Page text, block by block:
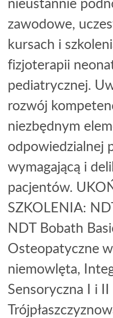
zawodowe,
kursach i
fizjoterapii
pediatrycznej.
rozwój
niezbędnym
odpowiedzialnej
wymagającą i
pacjentów.
SZKOLENIA:
NDT Bobath
Osteopatyczne
niemowlęta,
Sensoryczna I i